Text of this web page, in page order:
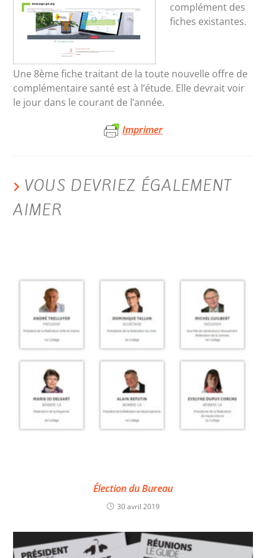
complément des
fiches existantes.
Une 8ème fiche traitant de la toute nouvelle offre de
complémentaire santé est à l’étude. Elle devrait voir
le jour dans le courant de l’année.
Imprimer
VOUS DEVRIEZ ÉGALEMENT
AIMER
Élection du Bureau
30 avril 2019